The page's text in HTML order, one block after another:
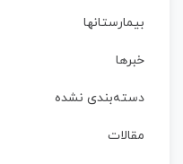
بیمارستانها
خبرها
دسته‌بندی نشده
مقالات